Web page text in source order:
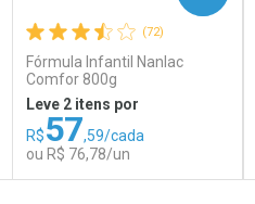
(72)
Fórmula Infantil Nanlac
Comfor 800g
Leve 2 itens por
R$57,59/cada
ou R$ 76,78/un